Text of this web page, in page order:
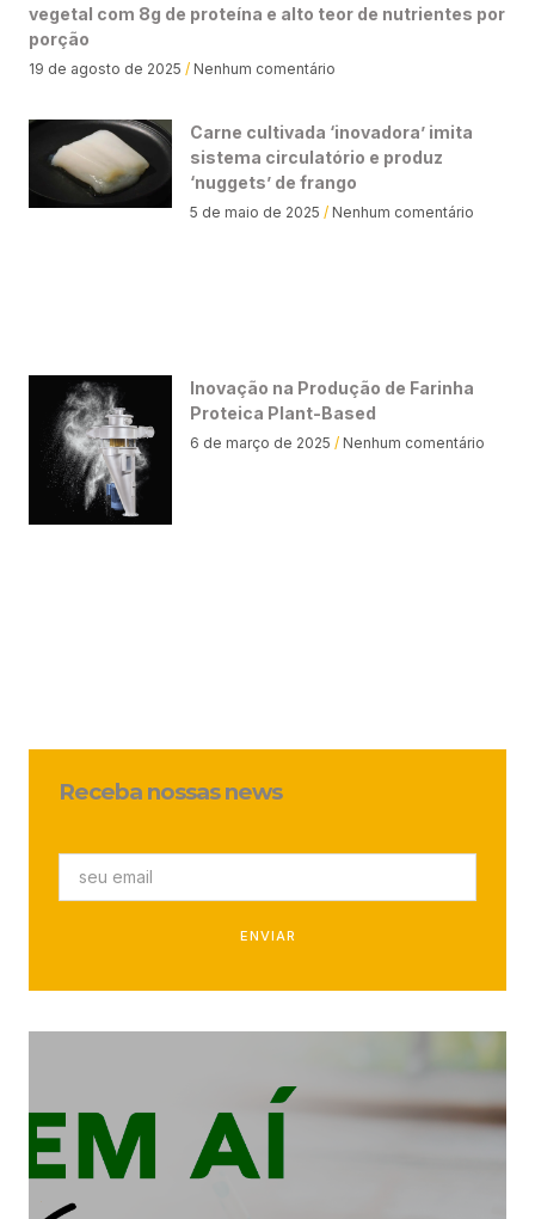
vegetal com 8g de proteína e alto teor de nutrientes por
porção
19 de agosto de 2025 Nenhum comentário
Carne cultivada ‘inovadora’ imita
sistema circulatório e produz
‘nuggets’ de frango
5 de maio de 2025 Nenhum comentário
Inovação na Produção de Farinha
Proteica Plant-Based
6 de março de 2025 Nenhum comentário
Receba nossas news
ENVIAR